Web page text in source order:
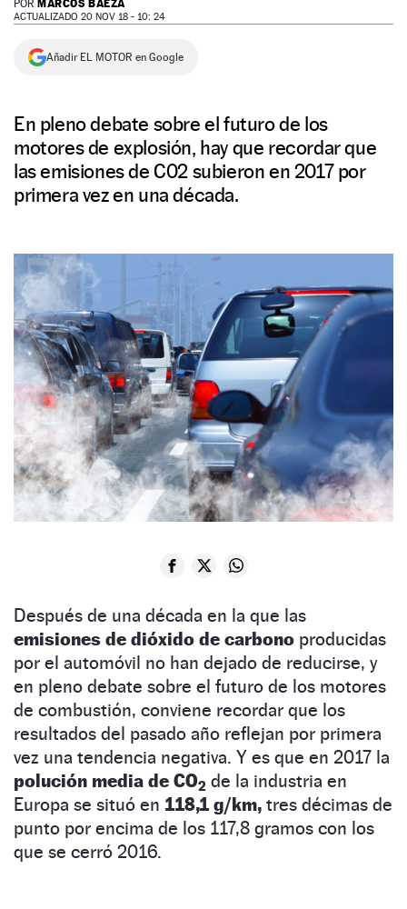
NEWSLETTER
POR MARCOS BAEZA
ACTUALIZADO 20 NOV 18 - 10: 24
Añadir EL MOTOR en Google
En pleno debate sobre el futuro de los
motores de explosión, hay que recordar que
las emisiones de C02 subieron en 2017 por
primera vez en una década.
Después de una década en la que las
emisiones de dióxido de carbono producidas
por el automóvil no han dejado de reducirse, y
en pleno debate sobre el futuro de los motores
de combustión, conviene recordar que los
resultados del pasado año reflejan por primera
vez una tendencia negativa. Y es que en 2017 la
polución media de CO2 de la industria en
Europa se situó en 118,1 g/km, tres décimas de
punto por encima de los 117,8 gramos con los
que se cerró 2016.